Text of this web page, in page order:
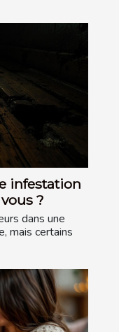
infestation
?
dans une
mais certains